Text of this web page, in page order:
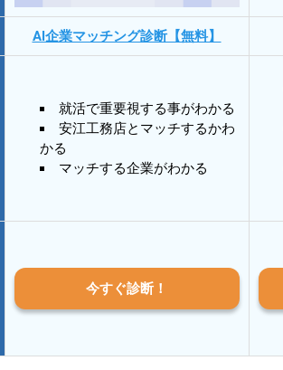
AI企業マッチング診断【無料】
就活で重要視する事がわかる
安江工務店とマッチするかわ
かる
マッチする企業がわかる
今すぐ診断！